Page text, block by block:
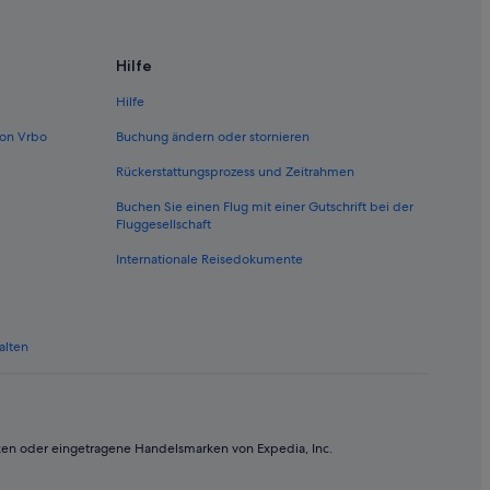
Vrbo
Hilfe
Hilfe
Buchung ändern oder stornieren
Rückerstattungsprozess und Zeitrahmen
Buchen Sie einen Flug mit einer Gutschrift bei der
Fluggesellschaft
Internationale Reisedokumente
oder eingetragene Handelsmarken von Expedia, Inc.